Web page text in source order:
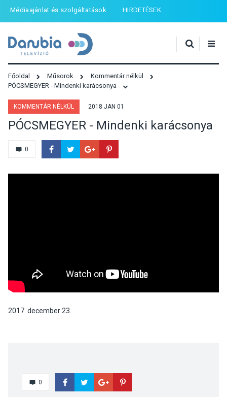
Médiaajánlat és szolgáltatások HIRDETÉSEK
Főoldal Műsorok
Kommentár nélkül
PÓCSMEGYER - Mindenki karácsonya
KOMMENTÁR NÉLKÜL 2018 JAN 01
PÓCSMEGYER - Mindenki karácsonya
0
2017. december 23.
0